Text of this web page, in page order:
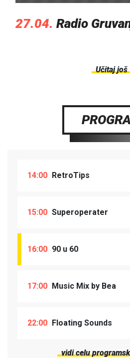
27.04. Radio
Učitaj još
14:00 RetroTips
15:00 Superoperater
16:00 90 u 60
17:00 Music Mix by Bea
22:00 Floating Sounds
vidi celu